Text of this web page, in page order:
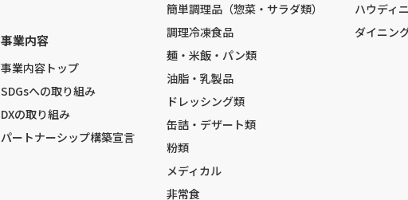
事業内容
事業内容トップ
SDGsへの取り組み
DXの取り組み
パートナーシップ構築宣言
簡単調理品（惣菜・サラダ類）
調理冷凍食品
麺・米飯・パン類
油脂・乳製品
ドレッシング類
缶詰・デザート類
粉類
メディカル
非常食
ハウディ
ダイニン